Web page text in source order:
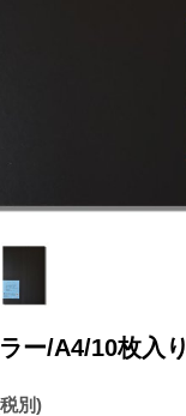
ー/A4/10枚入り
別)